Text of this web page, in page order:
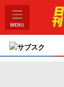
サブスク